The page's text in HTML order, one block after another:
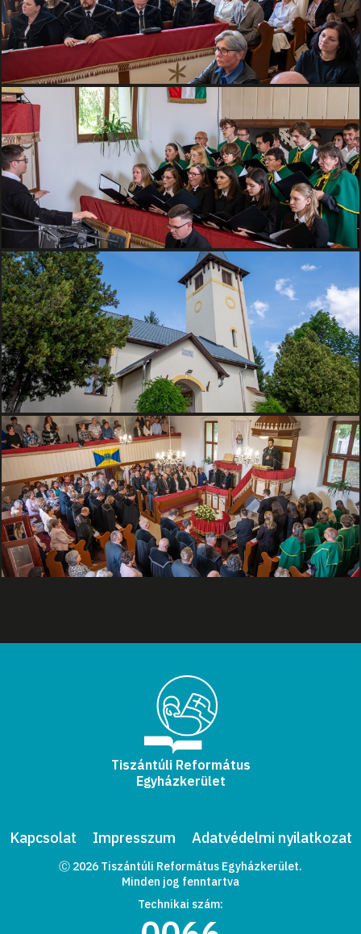
Tiszántúli Református
Egyházkerület
Kapcsolat Impresszum Adatvédelmi nyilatkozat
Ⓒ 2026 Tiszántúli Református Egyházkerület.
Minden jog fenntartva
Technikai szám: